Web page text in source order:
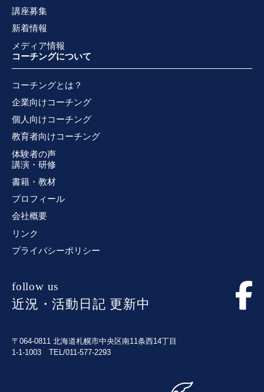
講座募集
新着情報
メディア情報
コーチングについて
コーチングとは？
企業向けコーチング
個人向けコーチング
教育者向けコーチング
体験者の声
講演・研修
書籍・教材
プロフィール
会社概要
リンク
プライバシーポリシー
follow us
近況・活動日記 更新中
〒064-0811 北海道札幌市中央区南11条西14丁目
1-1-1003 TEL/011-577-2293